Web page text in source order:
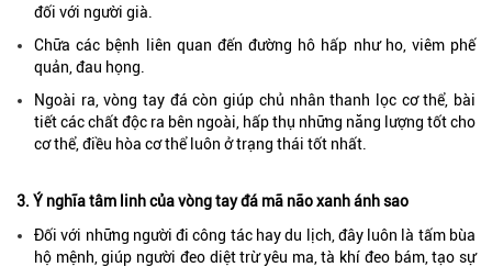
đối với người già.
Chữa các bệnh liên quan đến đường hô hấp như ho, viêm phế
quản, đau họng.
Ngoài ra, vòng tay đá còn giúp chủ nhân thanh lọc cơ thể, bài
tiết các chất độc ra bên ngoài, hấp thụ những năng lượng tốt cho
cơ thể, điều hòa cơ thể luôn ở trạng thái tốt nhất.
3. Ý nghĩa tâm linh của vòng tay đá mã não xanh ánh sao
Đối với những người đi công tác hay du lịch, đây luôn là tấm bùa
hộ mệnh, giúp người đeo diệt trừ yêu ma, tà khí đeo bám, tạo sự